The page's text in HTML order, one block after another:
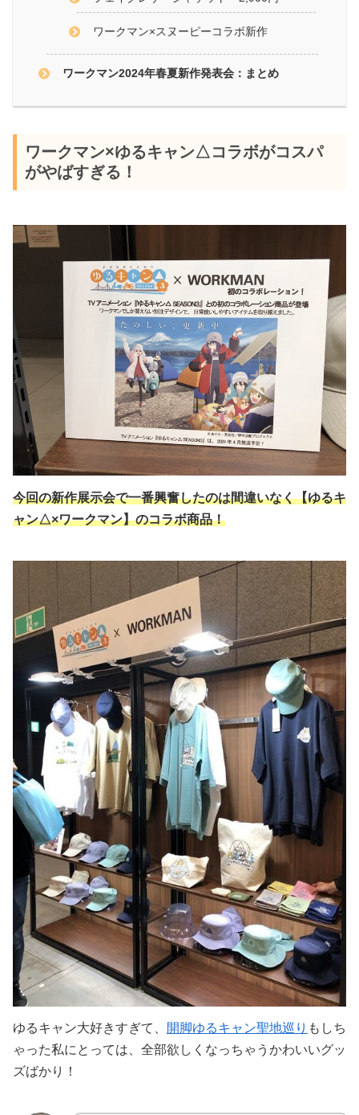
ワークマン×スヌーピーコラボ新作
ワークマン2024年春夏新作発表会：まとめ
ワークマン×ゆるキャン△コラボがコスパ
がやばすぎる！
今回の新作展示会で一番興奮したのは間違いなく【ゆるキ
ャン△×ワークマン】のコラボ商品！
ゆるキャン大好きすぎて、 開脚ゆるキャン聖地巡り もしち
ゃった私にとっては、全部欲しくなっちゃうかわいいグッ
ズばかり！